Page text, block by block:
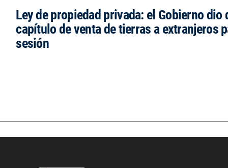
Ley de propiedad privada: el Gobierno dio
capítulo de venta de tierras a extranjeros
sesión